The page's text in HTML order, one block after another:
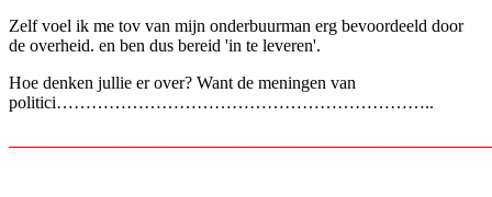
Zelf voel ik me tov van mijn onderbuurman erg bevoordeeld door
de overheid. en ben dus bereid 'in te leveren'.
Hoe denken jullie er over? Want de meningen van
politici………………………………………………………..